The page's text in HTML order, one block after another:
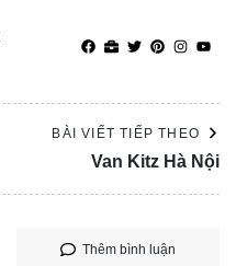
BÀI VIẾT TIẾP THEO
Van Kitz Hà Nội
Thêm bình luận